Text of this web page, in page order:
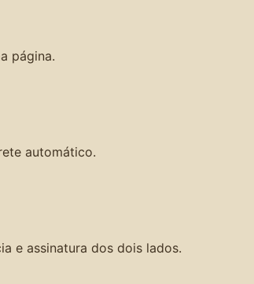
página.
automático.
e assinatura dos dois lados.